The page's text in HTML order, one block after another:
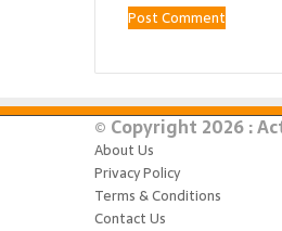
© Copyright 2026 :
About Us
Privacy Policy
Terms & Conditions
Contact Us